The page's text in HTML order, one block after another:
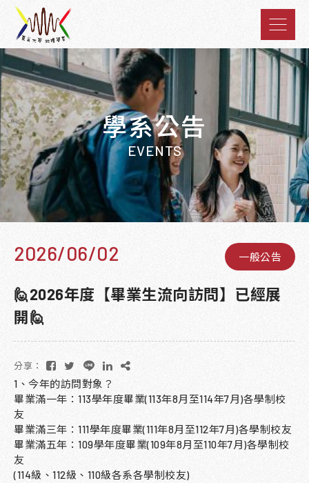
學系公告
EVENTS
2026/06/02 一般公告
🙋2026年度【畢業生流向訪問】已經展
開🙋‍
分享：
1、今年的訪問對象？
畢業滿一年：113學年度畢業(113年8月至114年7月)各學制校
友
畢業滿三年：111學年度畢業(111年8月至112年7月)各學制校友
畢業滿五年：109學年度畢業(109年8月至110年7月)各學制校
友
(114級、112級、110級各系各學制校友)